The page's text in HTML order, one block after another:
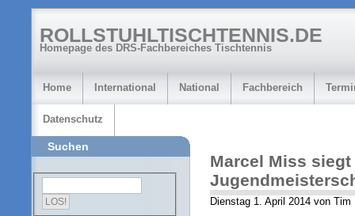
ROLLSTUHLTISCHTENNIS.DE
Homepage des DRS-Fachbereiches Tischtennis
Home International National Fachbereich
Datenschutz
Marcel Miss
Dienstag 1. April 2014 von Tim
Suchen